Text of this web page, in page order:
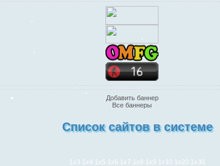
Добавить баннер
Все баннеры
Список сайтов в системе
1x3 1x4 1x5 1x6 1x7 1x8 1x9 1x10 1x20 1x30